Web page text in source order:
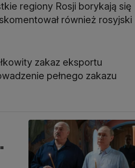
regiony Rosji borykają się
również rosyjski
zakaz eksportu
pełnego zakazu